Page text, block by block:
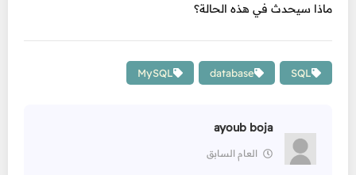
ماذا سيحدث في هذه الحالة؟
SQL
database
MySQL
ayoub boja
العام السابق